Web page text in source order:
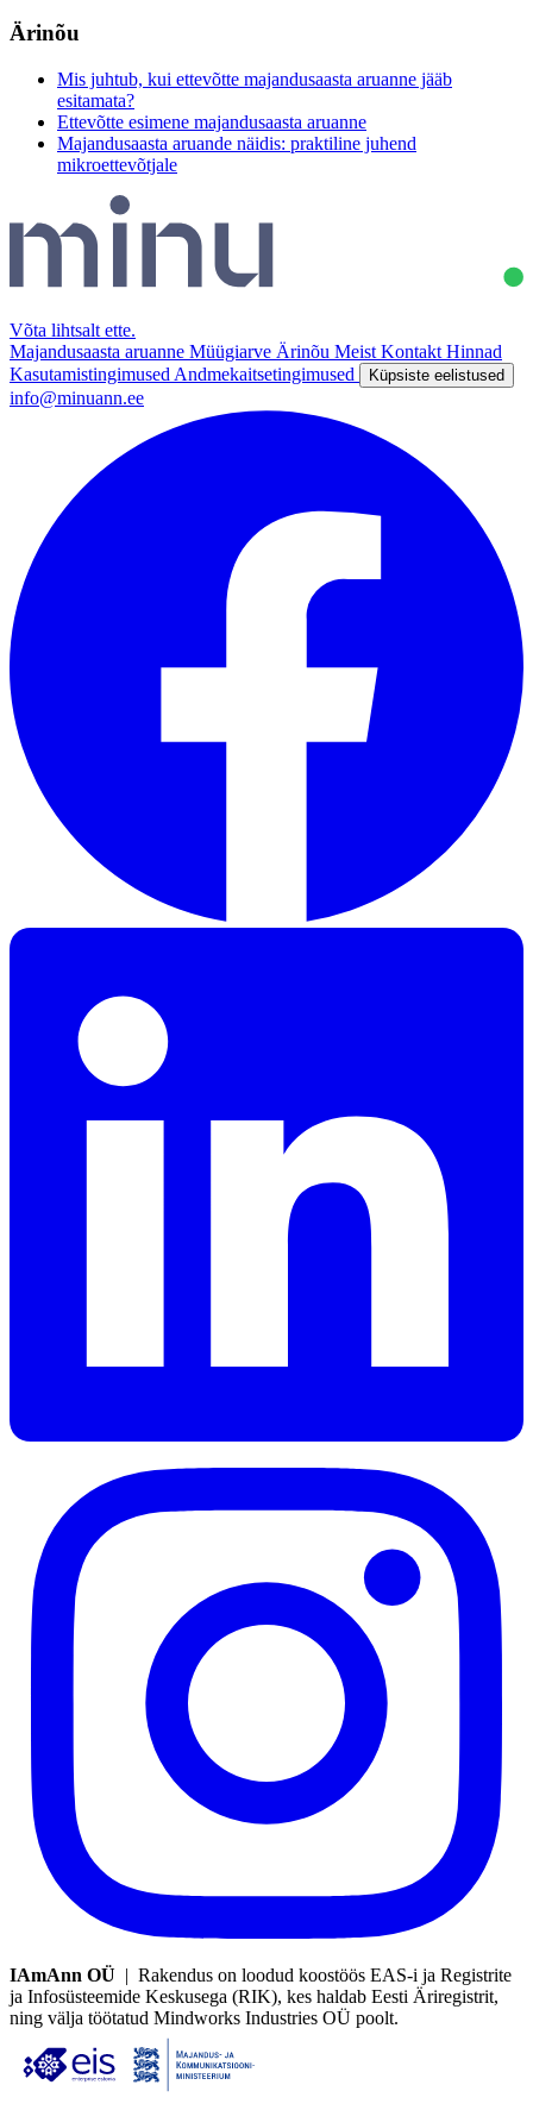
Ärinõu
Mis juhtub, kui ettevõtte majandusaasta aruanne jääb
esitamata?
Ettevõtte esimene majandusaasta aruanne
Majandusaasta aruande näidis: praktiline juhend
mikroettevõtjale
Võta lihtsalt ette.
Majandusaasta aruanne Müügiarve Ärinõu Meist Kontakt Hinnad
Kasutamistingimused Andmekaitsetingimused Küpsiste eelistused
info@minuann.ee
IAmAnn OÜ | Rakendus on loodud koostöös EAS-i ja Registrite
ja Infosüsteemide Keskusega (RIK), kes haldab Eesti Äriregistrit,
ning välja töötatud Mindworks Industries OÜ poolt.